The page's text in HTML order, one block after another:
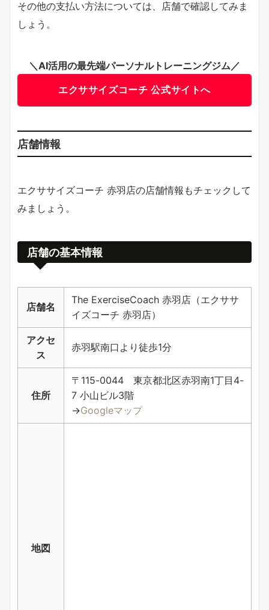
その他の支払い方法については、店舗で確認してみま
しょう。
＼AI活用の最先端パーソナルトレーニングジム／
エクササイズコーチ 公式サイトへ
店舗情報
エクササイズコーチ 赤羽店の店舗情報もチェックして
みましょう。
店舗の基本情報
店舗名
The ExerciseCoach 赤羽店（エクササ
イズコーチ 赤羽店）
アクセ
ス
赤羽駅南口より徒歩1分
住所
〒115-0044 東京都北区赤羽南1丁目4-
7 小山ビル3階
→Googleマップ
地図